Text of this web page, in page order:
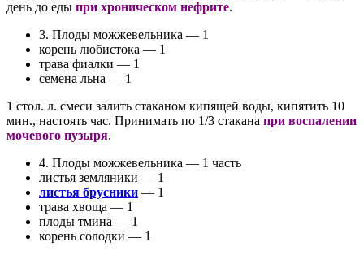
день до еды при хроническом нефрите.
3. Плоды можжевельника — 1
корень любистока — 1
трава фиалки — 1
семена льна — 1
1 стол. л. смеси залить стаканом кипящей воды, кипятить 10
мин., настоять час. Принимать по 1/3 стакана при воспалении
мочевого пузыря.
4. Плоды можжевельника — 1 часть
листья земляники — 1
листья брусники — 1
трава хвоща — 1
плоды тмина — 1
корень солодки — 1